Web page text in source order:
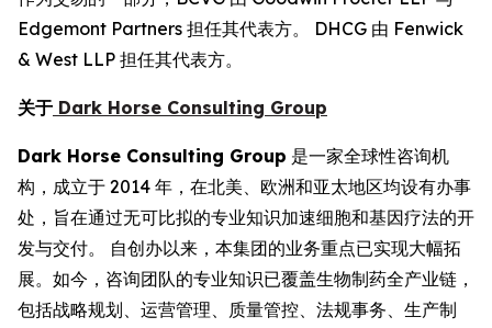
Edgemont Partners 担任其代表方。 DHCG 由 Fenwick
& West LLP 担任其代表方。
关于 Dark Horse Consulting Group
Dark Horse Consulting Group 是一家全球性咨询机
构，成立于 2014 年，在北美、欧洲和亚太地区均设有办事
处，旨在通过无可比拟的专业知识加速细胞和基因疗法的开
发与交付。 自创办以来，本集团的业务重点已实现大幅拓
展。如今，咨询团队的专业知识已覆盖生物制药全产业链，
包括战略规划、运营管理、质量管控、法规事务、生产制